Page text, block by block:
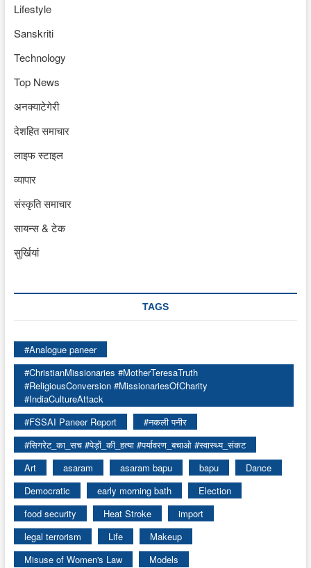
Lifestyle
Sanskriti
Technology
Top News
अनक्याटेगेरी
देशहित समाचार
लाइफ स्टाइल
व्यापार
संस्कृति समाचार
सायन्स & टेक
सुर्खियां
TAGS
#Analogue paneer
#ChristianMissionaries #MotherTeresaTruth
#ReligiousConversion #MissionariesOfCharity
#IndiaCultureAttack
#FSSAI Paneer Report
#नकली पनीर
#सिगरेट_का_सच #पेड़ों_की_हत्या #पर्यावरण_बचाओ #स्वास्थ्य_संकट
Art
asaram asaram bapu bapu
Dance
Democratic
early morning bath
Election
food security
Heat Stroke
import
legal terrorism
Life
Makeup
Misuse of Women's Law
Models